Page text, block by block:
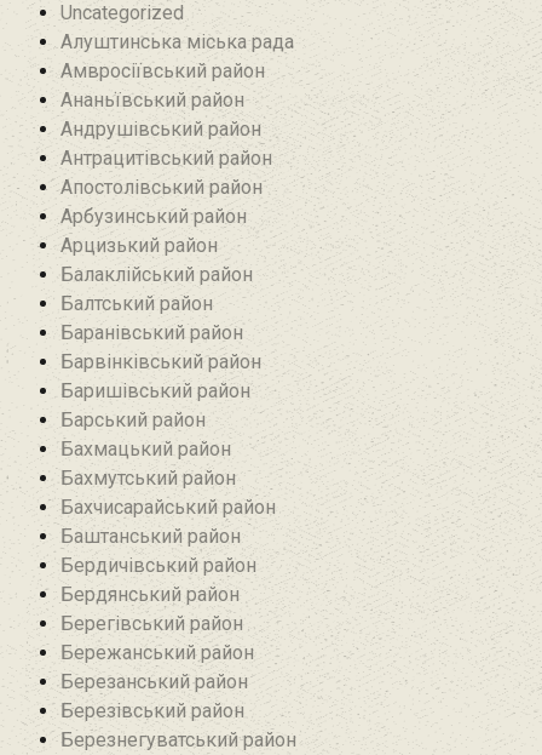
Uncategorized
Алуштинська міська рада
Амвросіївський район
Ананьївський район‎
Андрушівський район‎
Антрацитівський район‎
Апостолівський район
Арбузинський район‎
Арцизький район‎
Балаклійський район
Балтський район‎
Баранівський район‎
Барвінківський район
Баришівський район
Барський район
Бахмацький район
Бахмутський район
Бахчисарайський район
Баштанський район
Бердичівський район
Бердянський район
Берегівський район
Бережанський район‎
Березанський район‎
Березівський район
Березнегуватський район‎